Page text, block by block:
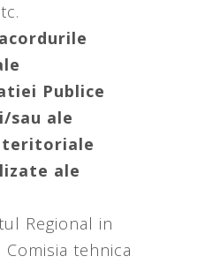
Publice
sau ale
ale
Regional in
tehnica